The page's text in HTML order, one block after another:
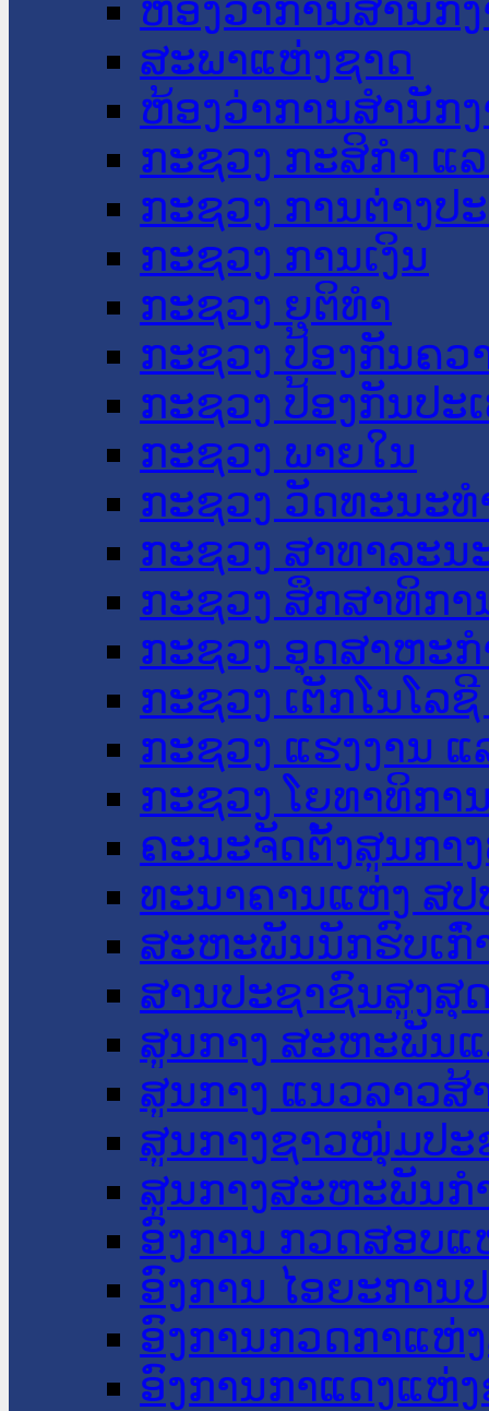
ຫ້ອງວ່າການສໍານັກ
ສະພາແຫ່ງຊາດ
ຫ້ອງວ່າການສຳນັກ
ກະຊວງ ກະສິກຳ ແ
ກະຊວງ ການຕ່າງປ
ກະຊວງ ການເງິນ
ກະຊວງ ຍຸຕິທໍາ
ກະຊວງ ປ້ອງກັນຄວ
ກະຊວງ ປ້ອງກັນປະ
ກະຊວງ ພາຍໃນ
ກະຊວງ ວັດທະນະ
ກະຊວງ ສາທາລະນ
ກະຊວງ ສຶກສາທິກາ
ກະຊວງ ອຸດສາຫະ
ກະຊວງ ເຕັກໂນໂລ
ກະຊວງ ແຮງງານ
ກະຊວງ ໂຍທາທິກາ
ຄະນະຈັດຕັ້ງສູນກາ
ທະນາຄານແຫ່ງ ສປ
ສະຫະພັນນັກຮົບເກົ່
ສານປະຊາຊົນສູງສຸ
ສູນກາງ ສະຫະພັນ
ສູນກາງ ແນວລາວສ້
ສູນກາງຊາວໜຸ່ມປະ
ສູນກາງສະຫະພັນກ
ອົງການ ກວດສອບແ
ອົງການ ໄອຍະການ
ອົງການກວດກາແຫ່
ອົງການກາແດງແຫ່